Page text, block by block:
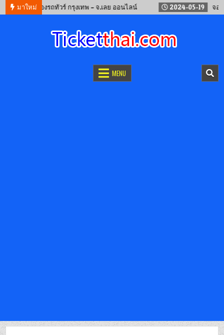
มาใหม่
จองรถทัวร์ กรุงเทพ – จ.เลย ออนไลน์ 2024-05-19 จองตั๋วรถ
MENU